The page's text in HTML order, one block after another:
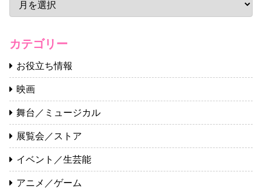
カテゴリー
お役立ち情報
映画
舞台／ミュージカル
展覧会／ストア
イベント／生芸能
アニメ／ゲーム